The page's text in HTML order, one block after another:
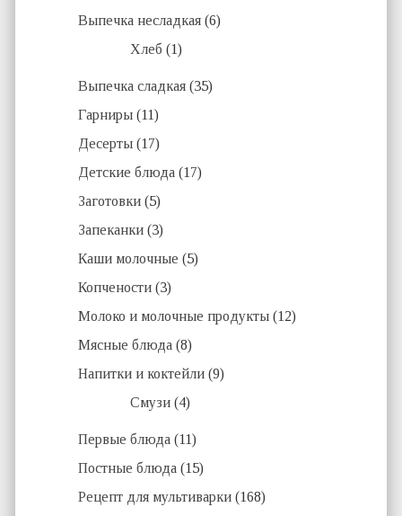
Выпечка несладкая (6)
Хлеб (1)
Выпечка сладкая (35)
Гарниры (11)
Десерты (17)
Детские блюда (17)
Заготовки (5)
Запеканки (3)
Каши молочные (5)
Копчености (3)
Молоко и молочные продукты (12)
Мясные блюда (8)
Напитки и коктейли (9)
Смузи (4)
Первые блюда (11)
Постные блюда (15)
Рецепт для мультиварки (168)